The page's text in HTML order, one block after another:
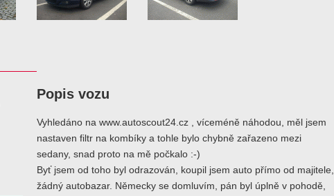
Popis vozu
Vyhledáno na www.autoscout24.cz , víceméně náhodou, měl jsem
nastaven filtr na kombíky a tohle bylo chybně zařazeno mezi
sedany, snad proto na mě počkalo :-)
Byť jsem od toho byl odrazován, koupil jsem auto přímo od majitele,
žádný autobazar. Německy se domluvím, pán byl úplně v pohodě,